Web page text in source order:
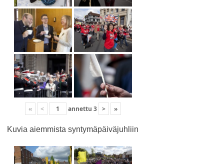
« < annettu 3 > »
Kuvia aiemmista syntymäpäiväjuhliin